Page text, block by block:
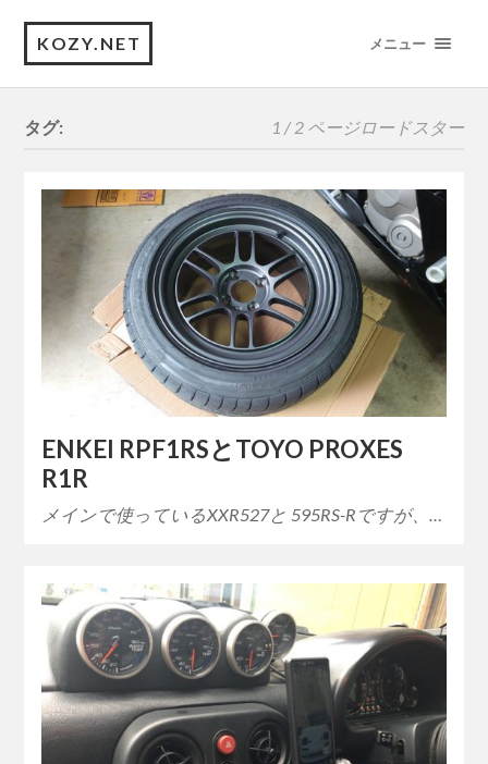
KOZY.NET メニュー
タグ: ロードスター
1 / 2 ページ
ENKEI RPF1RSとTOYO PROXES
R1R
メインで使っているXXR527と 595RS-Rですが、…